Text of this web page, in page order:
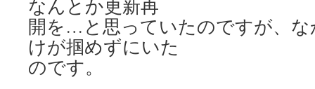
なんとか更新再
開を…と思っていたのですが、
けが掴めずにいた
のです。